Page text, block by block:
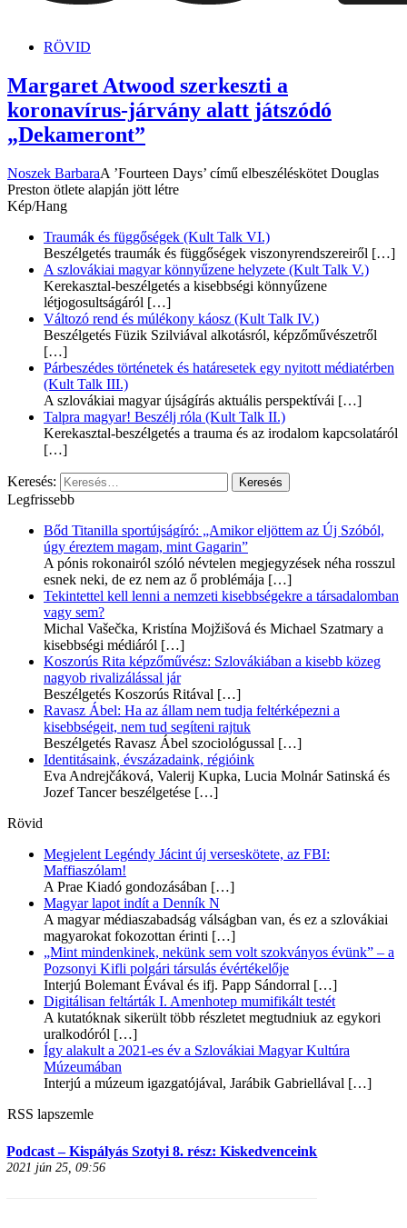
RÖVID
Margaret Atwood szerkeszti a
koronavírus-járvány alatt játszódó
„Dekameront”
Noszek BarbaraA ’Fourteen Days’ című elbeszéléskötet Douglas
Preston ötlete alapján jött létre
Kép/Hang
Traumák és függőségek (Kult Talk VI.)
Beszélgetés traumák és függőségek viszonyrendszereiről […]
A szlovákiai magyar könnyűzene helyzete (Kult Talk V.)
Kerekasztal-beszélgetés a kisebbségi könnyűzene
létjogosultságáról […]
Változó rend és múlékony káosz (Kult Talk IV.)
Beszélgetés Füzik Szilviával alkotásról, képzőművészetről
[…]
Párbeszédes történetek és határesetek egy nyitott médiatérben
(Kult Talk III.)
A szlovákiai magyar újságírás aktuális perspektívái […]
Talpra magyar! Beszélj róla (Kult Talk II.)
Kerekasztal-beszélgetés a trauma és az irodalom kapcsolatáról
[…]
Keresés:
Legfrissebb
Bőd Titanilla sportújságíró: „Amikor eljöttem az Új Szóból,
úgy éreztem magam, mint Gagarin”
A pónis rokonairól szóló névtelen megjegyzések néha rosszul
esnek neki, de ez nem az ő problémája […]
Tekintettel kell lenni a nemzeti kisebbségekre a társadalomban
vagy sem?
Michal Vašečka, Kristína Mojžišová és Michael Szatmary a
kisebbségi médiáról […]
Koszorús Rita képzőművész: Szlovákiában a kisebb közeg
nagyob rivalizálással jár
Beszélgetés Koszorús Ritával […]
Ravasz Ábel: Ha az állam nem tudja feltérképezni a
kisebbségeit, nem tud segíteni rajtuk
Beszélgetés Ravasz Ábel szociológussal […]
Identitásaink, évszázadaink, régióink
Eva Andrejčáková, Valerij Kupka, Lucia Molnár Satinská és
Jozef Tancer beszélgetése […]
Rövid
Megjelent Legéndy Jácint új verseskötete, az FBI:
Maffiaszólam!
A Prae Kiadó gondozásában […]
Magyar lapot indít a Denník N
A magyar médiaszabadság válságban van, és ez a szlovákiai
magyarokat fokozottan érinti […]
„Mint mindenkinek, nekünk sem volt szokványos évünk” – a
Pozsonyi Kifli polgári társulás évértékelője
Interjú Bolemant Évával és ifj. Papp Sándorral […]
Digitálisan feltárták I. Amenhotep mumifikált testét
A kutatóknak sikerült több részletet megtudniuk az egykori
uralkodóról […]
Így alakult a 2021-es év a Szlovákiai Magyar Kultúra
Múzeumában
Interjú a múzeum igazgatójával, Jarábik Gabriellával […]
RSS lapszemle
Podcast – Kispályás Szotyi 8. rész: Kiskedvenceink
2021 jún 25, 09:56